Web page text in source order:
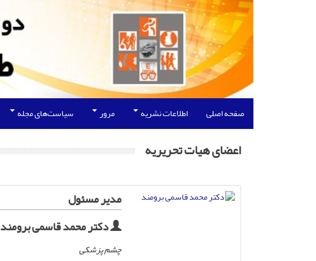
صفحه اصلی اطلاعات نشریه مرور سیاست‌های مجله
اعضای هیات تحریریه
مدیر مسئول
دکتر محمد قاسمی برومند
چشم پزشکی